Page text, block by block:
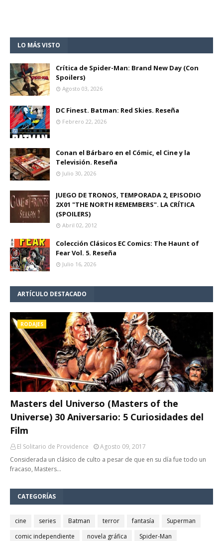
LO MÁS VISTO
Crítica de Spider-Man: Brand New Day (Con
Spoilers)
Agosto 03, 2026
DC Finest. Batman: Red Skies. Reseña
Febrero 22, 2026
Conan el Bárbaro en el Cómic, el Cine y la
Televisión. Reseña
Julio 30, 2026
JUEGO DE TRONOS, TEMPORADA 2, EPISODIO
2X01 "THE NORTH REMEMBERS". LA CRÍTICA
(SPOILERS)
Abril 02, 2012
Colección Clásicos EC Comics: The Haunt of
Fear Vol. 5. Reseña
Julio 16, 2026
ARTÍCULO DESTACADO
RODAJES
Masters del Universo (Masters of the
Universe) 30 Aniversario: 5 Curiosidades del
Film
El Solitario de Providence
Agosto 09, 2017
Considerada un clásico de culto a pesar de que en su día fue todo un
fracaso, Masters…
CATEGORÍAS
cine series Batman terror fantasía
Superman
comic independiente
novela gráfica
Spider-Man